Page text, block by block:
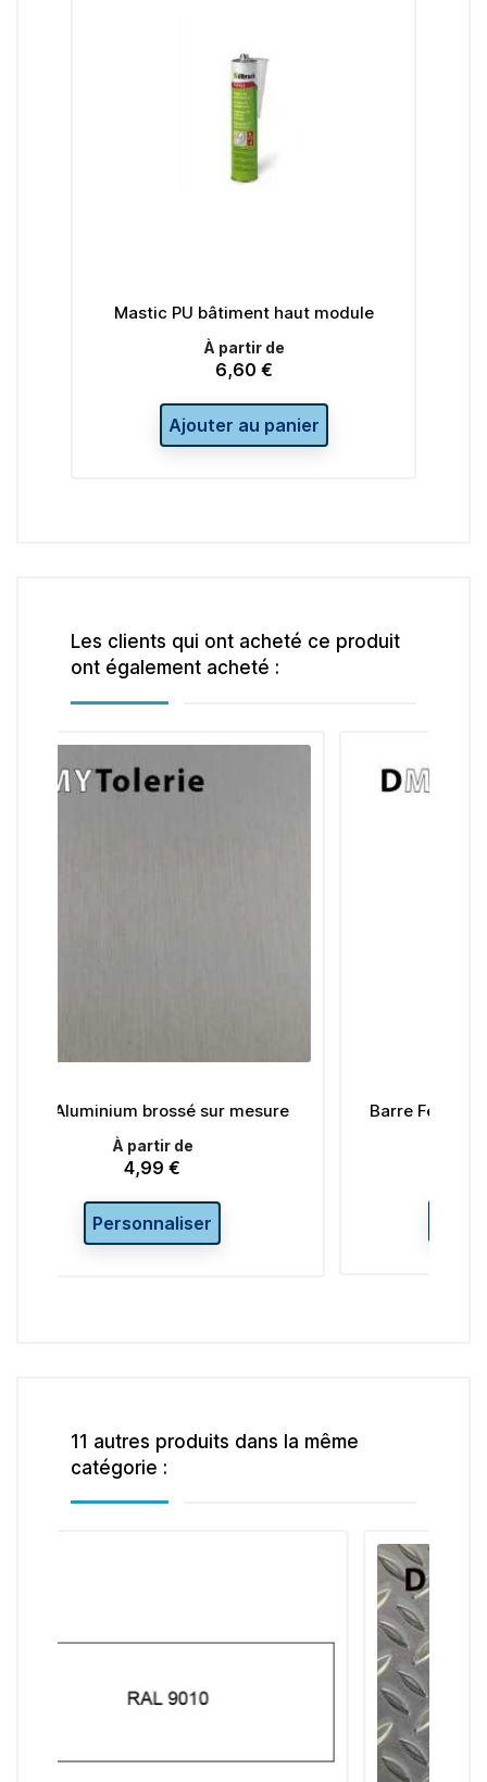
Mastic PU bâtiment haut module
À partir de
Prix
6,60 €
Ajouter au panier
Les clients qui ont acheté ce produit
ont également acheté :
mesure
Barre Fer Rond Aluminium D12 mm -
11 autres produits dans la même
catégorie :